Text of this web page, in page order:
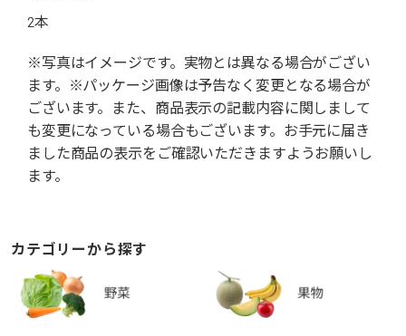
2本
※写真はイメージです。実物とは異なる場合がござい
ます。※パッケージ画像は予告なく変更となる場合が
ございます。また、商品表示の記載内容に関しまして
も変更になっている場合もございます。お手元に届き
ました商品の表示をご確認いただきますようお願いし
ます。
カテゴリーから探す